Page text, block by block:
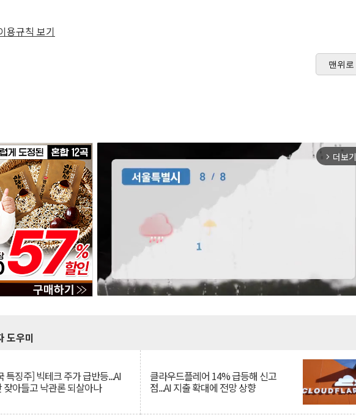
용규칙 보기
맨위로
arrow_forward_ios 더보기
도우미
특징주] 빅테크 주가 급반등...AI
잦아들고 낙관론 되살아나
클라우드플레어 14% 급등해 신고
점...AI 지출 확대에 전망 상향